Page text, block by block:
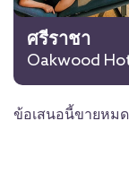
ศรีราชา
Oakwood
ข้อเสนอนี้ขายหม